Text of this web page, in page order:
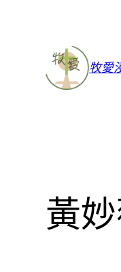
牧愛
黃